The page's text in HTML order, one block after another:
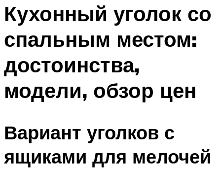
Кухонный уголок со
спальным местом:
достоинства,
модели, обзор цен
Вариант уголков с
ящиками для мелочей